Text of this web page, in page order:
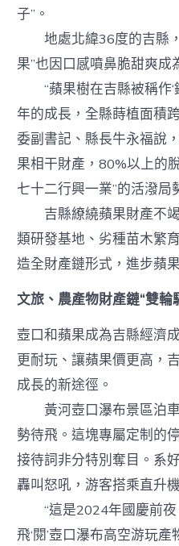
子”。
地處北緯36度的吉縣，
果”也因口感噴鼻脆甜爽成
“蘋果樹在吉縣被稱作‘
年的成長，全縣蒔植面積
委副書記、縣長牛永福說
果相干財產，80%以上的
七十二行興一業”的活潑局
吉縣繚繞蘋果財產不竭
類研發基地、劣種苗木繁
造全財產鏈形式，進步蘋
文旅、農產物財產鏈“雙輪
壺口和蘋果成為吉縣經濟
更耐玩、讓蘋果價更高，
成長的新途徑。
黃河壺口瀑布景區泊車
勢待飛。這塊專屬定制的
接待詞非分特別奪目。系
轟叫怒吼，游客搭乘直升
“這是2024年國慶前夜
飛‘閱’壺口瀑布高空游玩